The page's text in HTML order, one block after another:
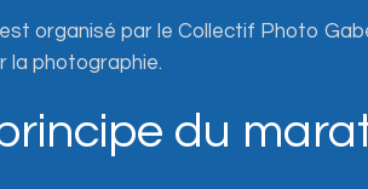
organisé par le Collectif Photo
la photographie.
du